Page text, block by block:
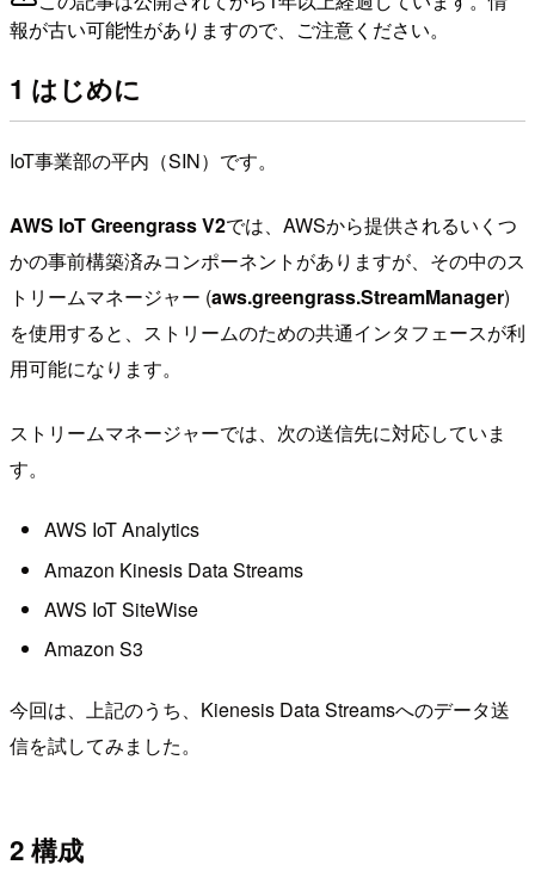
報が古い可能性がありますので、ご注意ください。
1 はじめに
IoT事業部の平内（SIN）です。
AWS IoT Greengrass V2では、AWSから提供されるいくつ
かの事前構築済みコンポーネントがありますが、その中のス
トリームマネージャー (aws.greengrass.StreamManager)
を使用すると、ストリームのための共通インタフェースが利
用可能になります。
ストリームマネージャーでは、次の送信先に対応していま
す。
AWS IoT Analytics
Amazon Kinesis Data Streams
AWS IoT SiteWise
Amazon S3
今回は、上記のうち、Kienesis Data Streamsへのデータ送
信を試してみました。
2 構成